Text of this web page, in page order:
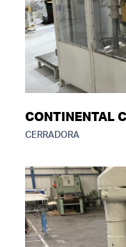
CONTINENTAL
CERRADORA